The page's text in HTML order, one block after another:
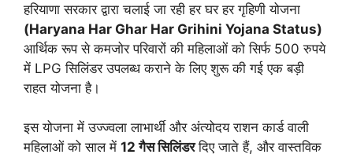
हरियाणा सरकार द्वारा चलाई जा रही हर घर हर गृहिणी योजना
(Haryana Har Ghar Har Grihini Yojana Status)
आर्थिक रूप से कमजोर परिवारों की महिलाओं को सिर्फ 500 रुपये
में LPG सिलिंडर उपलब्ध कराने के लिए शुरू की गई एक बड़ी
राहत योजना है।
इस योजना में उज्ज्वला लाभार्थी और अंत्योदय राशन कार्ड वाली
महिलाओं को साल में 12 गैस सिलिंडरदिए जाते हैं, और वास्तविक